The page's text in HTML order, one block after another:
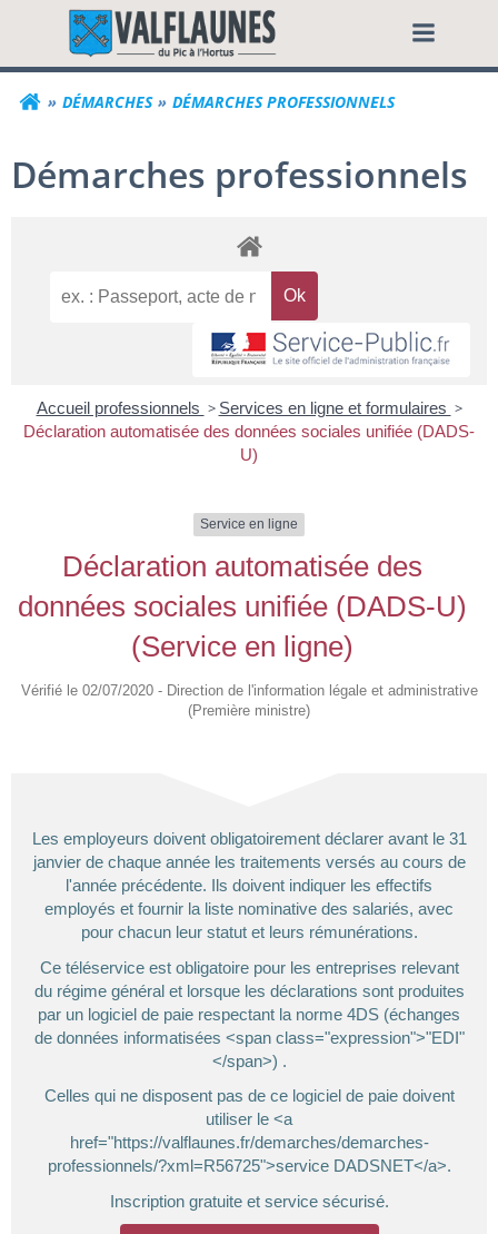
contenuCommune de
DÉMARCHES DÉMARCHES PROFESSIONNELS
Démarches professionnels
Accueil professionnels > Services en ligne et formulaires >
Déclaration automatisée des données sociales unifiée (DADS-
U)
Service en ligne
Déclaration automatisée des
données sociales unifiée (DADS-U)
(Service en ligne)
Vérifié le 02/07/2020 - Direction de l'information légale et administrative
(Première ministre)
Les employeurs doivent obligatoirement déclarer avant le 31
janvier de chaque année les traitements versés au cours de
l'année précédente. Ils doivent indiquer les effectifs
employés et fournir la liste nominative des salariés, avec
pour chacun leur statut et leurs rémunérations.
Ce téléservice est obligatoire pour les entreprises relevant
du régime général et lorsque les déclarations sont produites
par un logiciel de paie respectant la norme 4DS (échanges
de données informatisées <span class="expression">"EDI"
</span>) .
Celles qui ne disposent pas de ce logiciel de paie doivent
utiliser le <a
href="https://valflaunes.fr/demarches/demarches-
professionnels/?xml=R56725">service DADSNET</a>.
Inscription gratuite et service sécurisé.